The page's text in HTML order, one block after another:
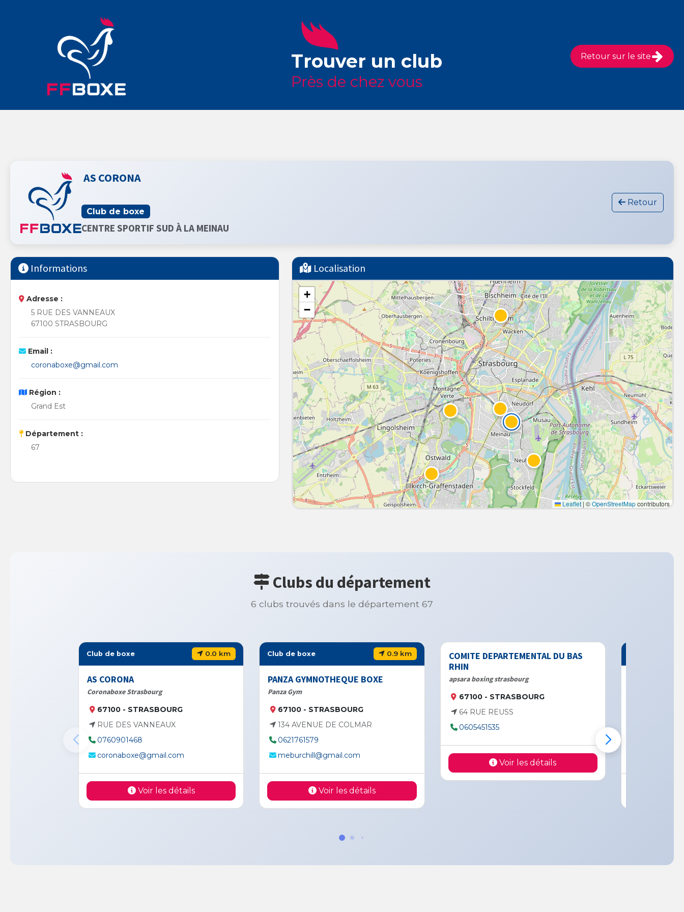
Trouver un club
Près de chez vous
Retour sur le site
AS CORONA
Club de boxe
CENTRE SPORTIF SUD À LA MEINAU
Retour
Informations
Adresse :
5 RUE DES VANNEAUX
67100 STRASBOURG
Email :
coronaboxe@gmail.com
Région :
Grand Est
Département :
67
Localisation
+
−
Leaflet| ©OpenStreetMapcontributors
Clubs du département
6 clubs trouvés dans le département 67
Club de boxe
AS CORONA
Coronaboxe Strasbourg
67100 - STRASBOURG
RUE DES VANNEAUX
0760901468
coronaboxe@gmail.com
Voir les détails
Club de boxe
PANZA GYMNOTHEQUE BOXE
67100 - STRASBOURG
134 AVENUE DE COLMAR
0621761579
meburchill@gmail.com
Voir les détails
COMITE DEPARTEMENTAL DU BAS
RHIN
apsara boxing strasbourg
67100 - STRASBOURG
64 RUE REUSS
0605451535
Voir les détails
0616457902